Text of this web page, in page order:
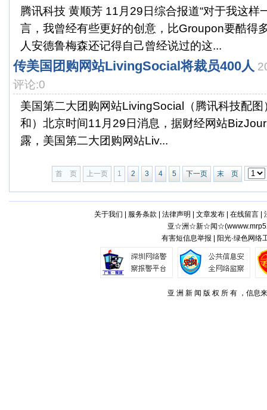
腾讯科技 黄顺芳 11月29日综合报道“对于我这样
言，我曾经有些更好的创意，比Groupon要酷得
人安德鲁梅森还记得自己曾经说过的这...
传美国团购网站LivingSocial将裁员400人
评论:0
美国第二大团购网站LivingSocial（腾讯科技配
和）北京时间11月29日消息，据财经网站
露，美国第二大团购网站Liv...
首 页 上一页 1 2 3 4 5 下一页 末 页
关于我们 服务条款 法律声明 文章发布| 在线留言|
亚☆洲☆新☆闻☆(
有害短信息举报 | 阳光·绿色网络
亚 洲 新 闻 版 权 所 有 ，信息